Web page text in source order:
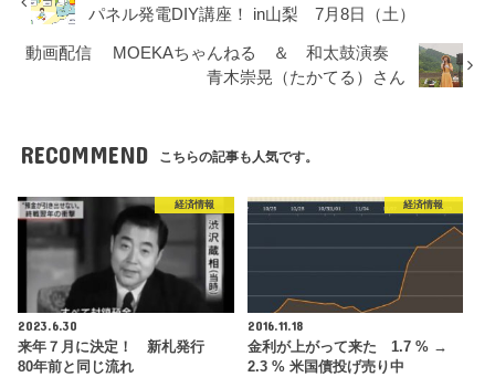
パネル発電DIY講座！ in山梨 7月8日（土）
動画配信 MOEKAちゃんねる ＆ 和太鼓演奏
青木崇晃（たかてる）さん
RECOMMEND こちらの記事も人気です。
経済情報
2023.6.30
来年７月に決定！ 新札発行
80年前と同じ流れ
経済情報
2016.11.18
金利が上がって来た 1.7 % →
2.3 % 米国債投げ売り中